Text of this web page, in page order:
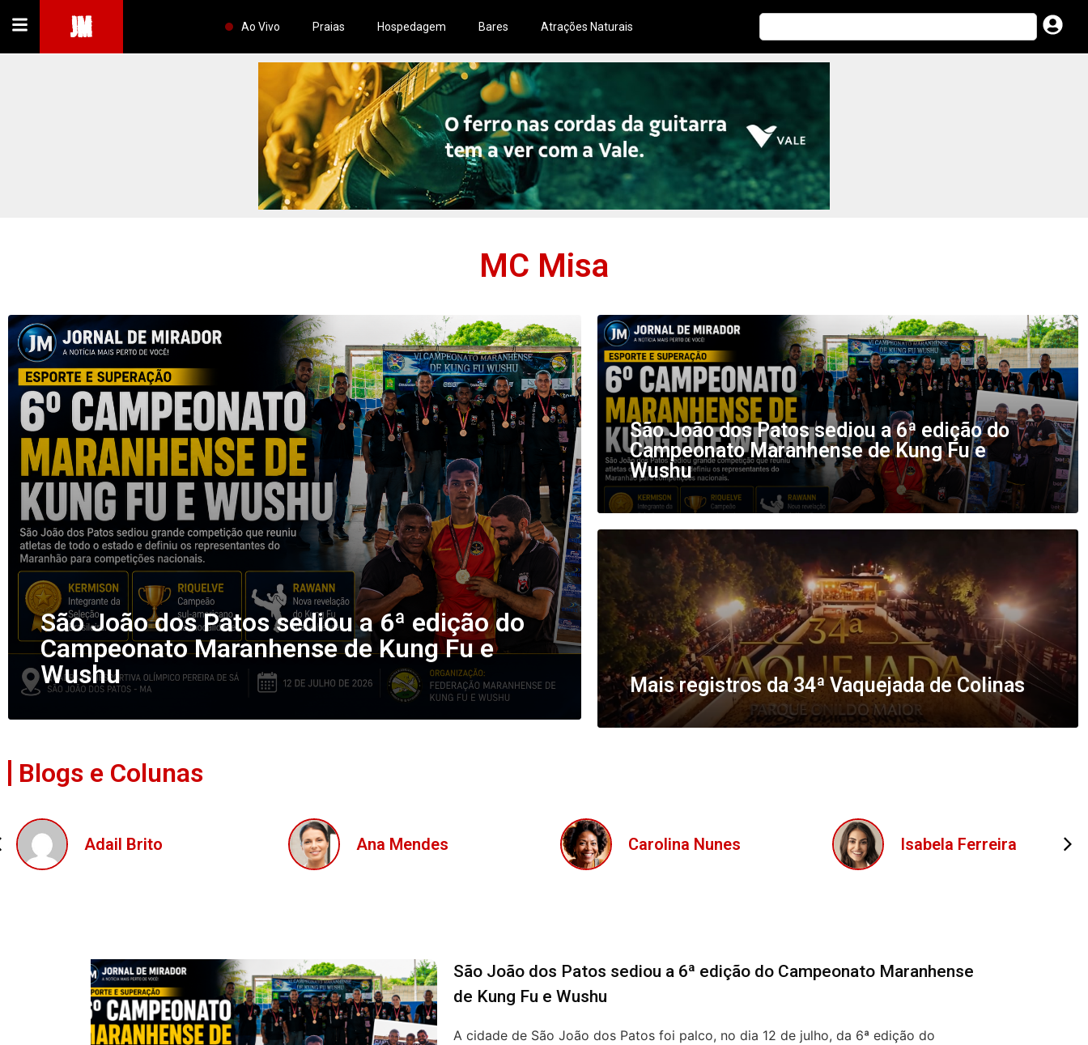
JM Ao Vivo Praias Hospedagem Bares Atrações Naturais
MC Misa
São João dos Patos sediou a 6ª edição do
Campeonato Maranhense de Kung Fu e
Wushu
São João dos Patos sediou a 6ª edição do
Campeonato Maranhense de Kung Fu e
Wushu
Mais registros da 34ª Vaquejada de Colinas
Blogs e Colunas
Ana Mendes Carolina Nunes Isabela Ferreira Lucas Oliveira
São João dos Patos sediou a 6ª edição do Campeonato Maranhense
de Kung Fu e Wushu
A cidade de São João dos Patos foi palco, no dia 12 de julho, da 6ª edição do